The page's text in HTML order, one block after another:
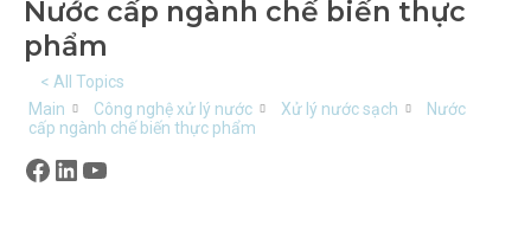
Nước cấp ngành chế biến thực
phẩm
< All Topics
Main
Công nghệ xử lý nước Xử lý nước sạch
Nước
cấp ngành chế biến thực phẩm
Facebook
LinkedIn
YouTube